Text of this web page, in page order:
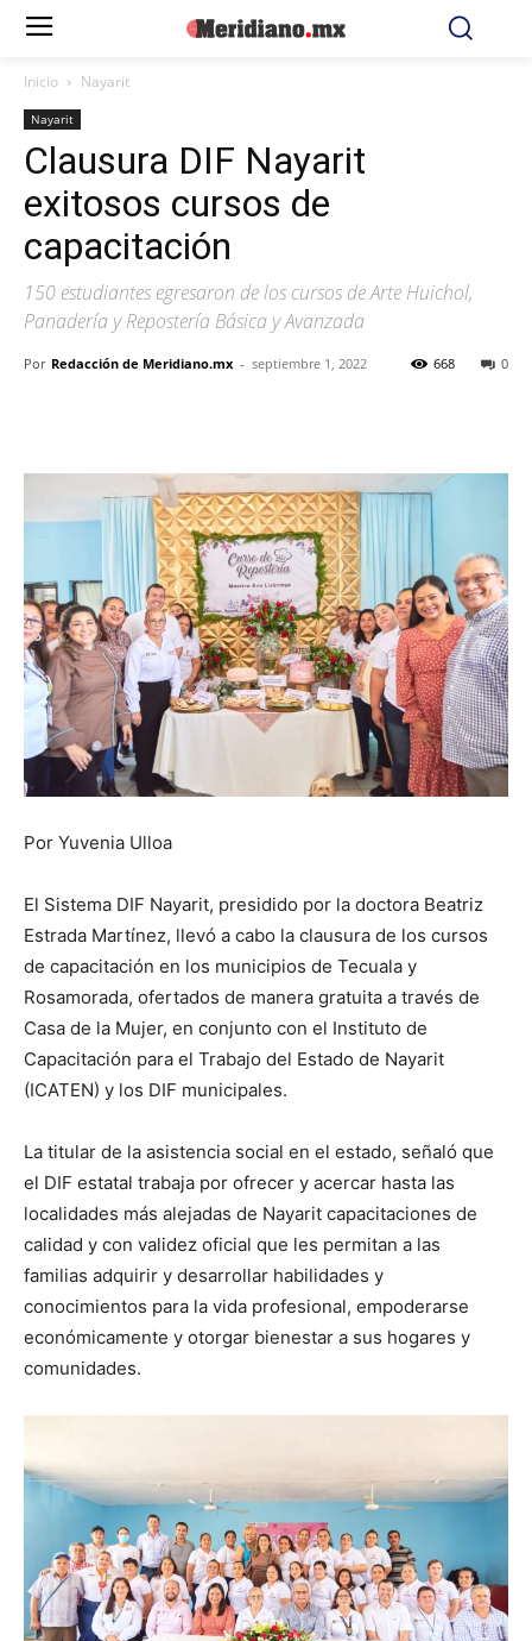
Inicio Nayarit
Nayarit
Clausura DIF Nayarit
exitosos cursos de
capacitación
150 estudiantes egresaron de los cursos de Arte Huichol,
Panadería y Repostería Básica y Avanzada
Por Redacción de Meridiano.mx - septiembre 1, 2022 0
668
Por Yuvenia Ulloa
El Sistema DIF Nayarit, presidido por la doctora Beatriz
Estrada Martínez, llevó a cabo la clausura de los cursos
de capacitación en los municipios de Tecuala y
Rosamorada, ofertados de manera gratuita a través de
Casa de la Mujer, en conjunto con el Instituto de
Capacitación para el Trabajo del Estado de Nayarit
(ICATEN) y los DIF municipales.
La titular de la asistencia social en el estado, señaló que
el DIF estatal trabaja por ofrecer y acercar hasta las
localidades más alejadas de Nayarit capacitaciones de
calidad y con validez oficial que les permitan a las
familias adquirir y desarrollar habilidades y
conocimientos para la vida profesional, empoderarse
económicamente y otorgar bienestar a sus hogares y
comunidades.